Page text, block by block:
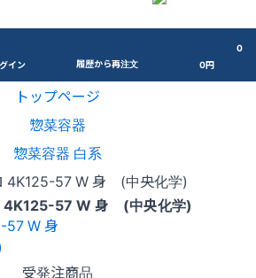
イン 履歴から再注文
0
0円
トップページ
惣菜容器
惣菜容器 白系
4K125-57 W 身 (中央化学)
4K125-57 W 身 (中央化学)
受発注商品